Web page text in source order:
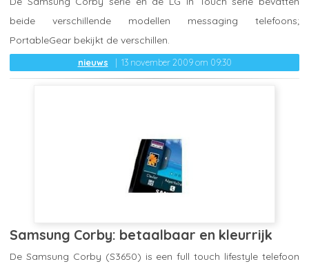
nieuws 13 november 2009 om 09:30
beide verschillende modellen messaging telefoons;
PortableGear bekijkt de verschillen.
Samsung Corby: betaalbaar en kleurrijk
De Samsung Corby (S3650) is een full touch lifestyle telefoon